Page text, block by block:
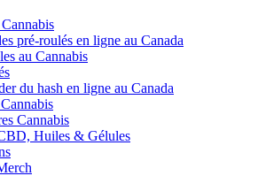
pré-roulés en ligne au Canada
au Cannabis
du hash en ligne au Canada
Cannabis
Huiles & Gélules